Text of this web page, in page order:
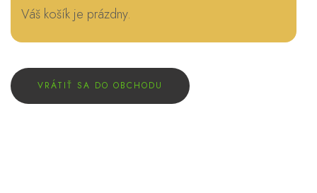
Váš košík je prázdny.
VRÁTIŤ SA DO OBCHODU